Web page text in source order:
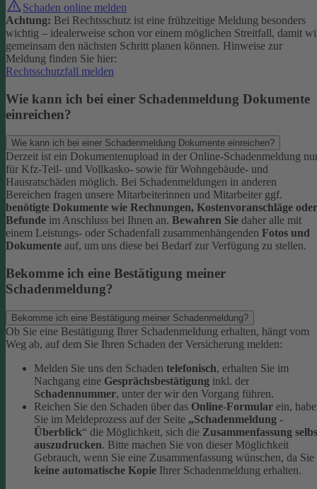
Schaden online melden
Achtung: Bei Rechtsschutz ist eine frühzeitige Meldung besonders
wichtig – idealerweise schon vor einem möglichen Streitfall, damit
gemeinsam den nächsten Schritt planen können. Hinweise zur
Meldung finden Sie hier:
Rechtsschutzfall melden
Wie kann ich bei einer Schadenmeldung Dokumente
einreichen?
Wie kann ich bei einer Schadenmeldung Dokumente einreichen?
Derzeit ist ein Dokumentenupload in der Online-Schadenmeldung
für Kfz-Teil- und Vollkasko- sowie für Wohngebäude- und
Hausratschäden möglich. Bei Schadenmeldungen in anderen
Bereichen fragen unsere Mitarbeiterinnen und Mitarbeiter ggf.
benötigte Dokumente wie Rechnungen, Kostenvoranschläge oder
Befunde im Anschluss bei Ihnen an. Bewahren Sie daher alle mit
einem Leistungs- oder Schadenfall zusammenhängenden Fotos und
Dokumente auf, um uns diese bei Bedarf zur Verfügung zu stellen.
Bekomme ich eine Bestätigung meiner
Schadenmeldung?
Bekomme ich eine Bestätigung meiner Schadenmeldung?
Ob Sie eine Bestätigung Ihrer Schadenmeldung erhalten, hängt vom
Weg ab, auf dem Sie Ihren Schaden der Versicherung melden:
Melden Sie uns den Schaden telefonisch, erhalten Sie im
Nachgang eine Gesprächsbestätigung inkl. der
Schadennummer, unter der wir den Vorgang führen.
Reichen Sie den Schaden über das Online-Formular ein,
Sie im Meldeprozess auf der Seite „Schadenmeldung -
Überblick“ die Möglichkeit, sich die Zusammenfassung
auszudrucken. Bitte machen Sie von dieser Möglichkeit
Gebrauch, wenn Sie eine Zusammenfassung wünschen, da Sie
keine automatische Kopie Ihrer Schadenmeldung erhalten.